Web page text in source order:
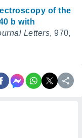
of the
b with
Letters, 970,